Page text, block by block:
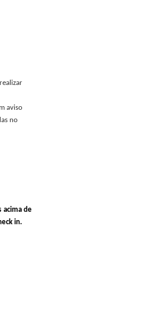
aviso
no
acima de
in.